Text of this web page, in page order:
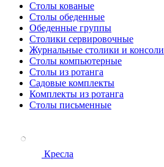
Столы кованые
Столы обеденные
Обеденные группы
Столики сервировочные
Журнальные столики и консоли
Столы компьютерные
Столы из ротанга
Садовые комплекты
Комплекты из ротанга
Столы письменные
Кресла